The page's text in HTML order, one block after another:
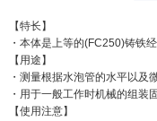
【特长】
・本体是上等的(FC250)铸铁
【用途】
・测量根据水泡管的水平以及
・用于一般工作时机械的组装固
【使用注意】